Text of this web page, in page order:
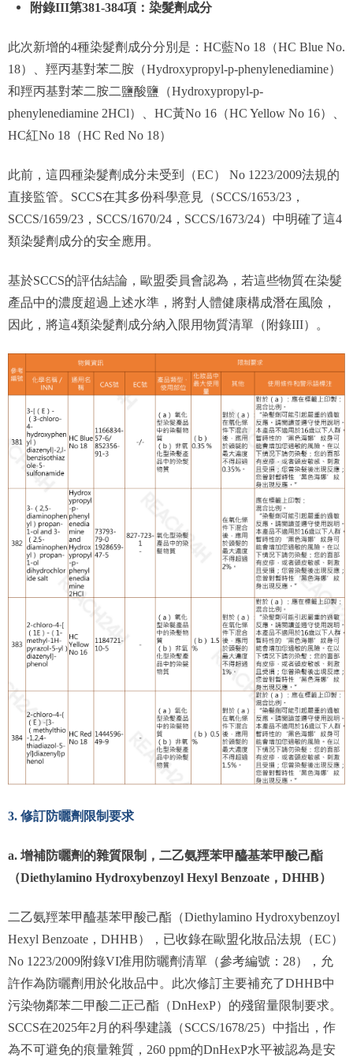
附錄III第381-384項：染髮劑成分
此次新增的4種染髮劑成分分別是：HC藍No 18（HC Blue No.
18）、羥丙基對苯二胺（Hydroxypropyl-p-phenylenediamine）
和羥丙基對苯二胺二鹽酸鹽（Hydroxypropyl-p-
phenylenediamine 2HCl）、HC黃No 16（HC Yellow No 16）、
HC紅No 18（HC Red No 18）
此前，這四種染髮劑成分未受到（EC） No 1223/2009法規的
直接監管。SCCS在其多份科學意見（SCCS/1653/23，
SCCS/1659/23，SCCS/1670/24，SCCS/1673/24）中明確了這4
類染髮劑成分的安全應用。
基於SCCS的評估結論，歐盟委員會認為，若這些物質在染髮
產品中的濃度超過上述水準，將對人體健康構成潛在風險，
因此，將這4類染髮劑成分納入限用物質清單（附錄III）。
3. 修訂防曬劑限制要求
a. 增補防曬劑的雜質限制，二乙氨羥苯甲醯基苯甲酸己酯
（Diethylamino Hydroxybenzoyl Hexyl Benzoate，DHHB）
二乙氨羥苯甲醯基苯甲酸己酯（Diethylamino Hydroxybenzoyl
Hexyl Benzoate，DHHB），已收錄在歐盟化妝品法規（EC）
No 1223/2009附錄VI准用防曬劑清單（參考編號：28），允
許作為防曬劑用於化妝品中。此次修訂主要補充了DHHB中
污染物鄰苯二甲酸二正己酯（DnHexP）的殘留量限制要求。
SCCS在2025年2月的科學建議（SCCS/1678/25）中指出，作
為不可避免的痕量雜質，260 ppm的DnHexP水平被認為是安